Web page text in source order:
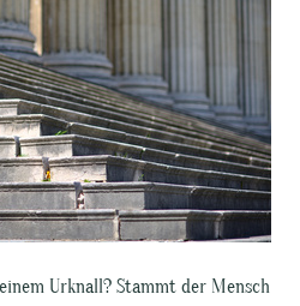
Urknall? Stammt der Mensch